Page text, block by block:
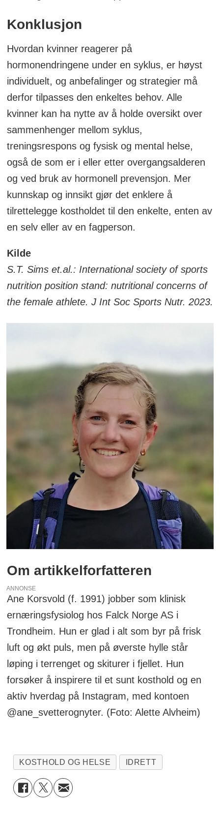
Konklusjon
Hvordan kvinner reagerer på
hormonendringene under en syklus, er høyst
individuelt, og anbefalinger og strategier må
derfor tilpasses den enkeltes behov. Alle
kvinner kan ha nytte av å holde oversikt over
sammenhenger mellom syklus,
treningsrespons og fysisk og mental helse,
også de som er i eller etter overgangsalderen
og ved bruk av hormonell prevensjon. Mer
kunnskap og innsikt gjør det enklere å
tilrettelegge kostholdet til den enkelte, enten av
en selv eller av en fagperson.
Kilde
S.T. Sims et.al.: International society of sports
nutrition position stand: nutritional concerns of
the female athlete. J Int Soc Sports Nutr. 2023.
Om artikkelforfatteren
ANNONSE
Ane Korsvold (f. 1991) jobber som klinisk
ernæringsfysiolog hos Falck Norge AS i
Trondheim. Hun er glad i alt som byr på frisk
luft og økt puls, men på øverste hylle står
løping i terrenget og skiturer i fjellet. Hun
forsøker å inspirere til et sunt kosthold og en
aktiv hverdag på Instagram, med kontoen
@ane_svetterognyter. (Foto: Alette Alvheim)
KOSTHOLD OG HELSE IDRETT